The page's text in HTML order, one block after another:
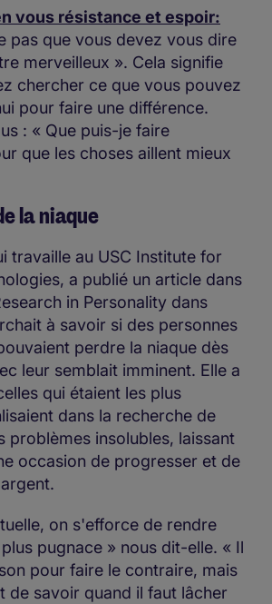
vous résistance et espoir:
pas que vous devez vous dire
merveilleux ». Cela signifie
chercher ce que vous pouvez
pour faire une différence.
: « Que puis-je faire
que les choses aillent mieux
la niaque
travaille au USC Institute for
a publié un article dans
in Personality dans
à savoir si des personnes
perdre la niaque dès
leur semblait imminent. Elle a
qui étaient les plus
dans la recherche de
problèmes insolubles, laissant
occasion de progresser et de
on s'efforce de rendre
pugnace » nous dit-elle. « Il
pour faire le contraire, mais
de savoir quand il faut lâcher